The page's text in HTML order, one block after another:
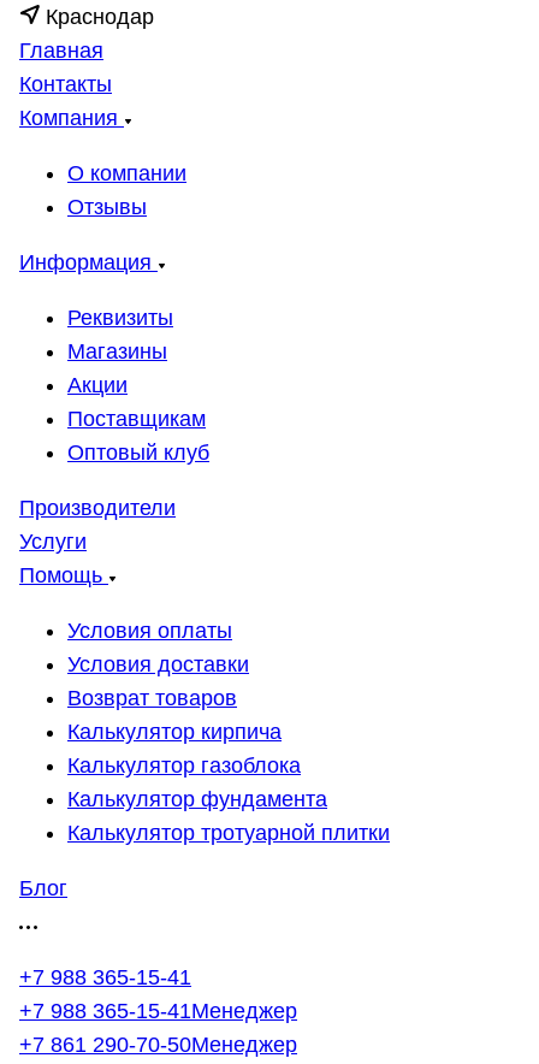
Краснодар
Главная
Контакты
Компания
О компании
Отзывы
Информация
Реквизиты
Магазины
Акции
Поставщикам
Оптовый клуб
Производители
Услуги
Помощь
Условия оплаты
Условия доставки
Возврат товаров
Калькулятор кирпича
Калькулятор газоблока
Калькулятор фундамента
Калькулятор тротуарной плитки
Блог
+7 988 365-15-41
+7 988 365-15-41Менеджер
+7 861 290-70-50Менеджер